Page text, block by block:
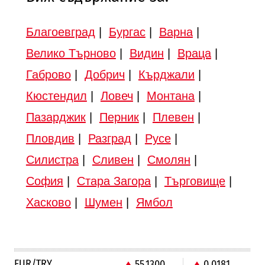
Благоевград Бургас| Варна|
Велико Търново| Видин Враца|
Габрово| Добрич Кърджали
Кюстендил
Ловеч Монтана|
Пазарджик| Перник| Плевен
Пловдив
Разград Русе|
Силистра| Сливен Смолян
София
Стара Загора| Търговище|
Хасково| Шумен Ямбол